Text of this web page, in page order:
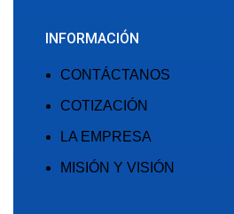
INFORMACIÓN
CONTÁCTANOS
COTIZACIÓN
LA EMPRESA
MISIÓN Y VISIÓN